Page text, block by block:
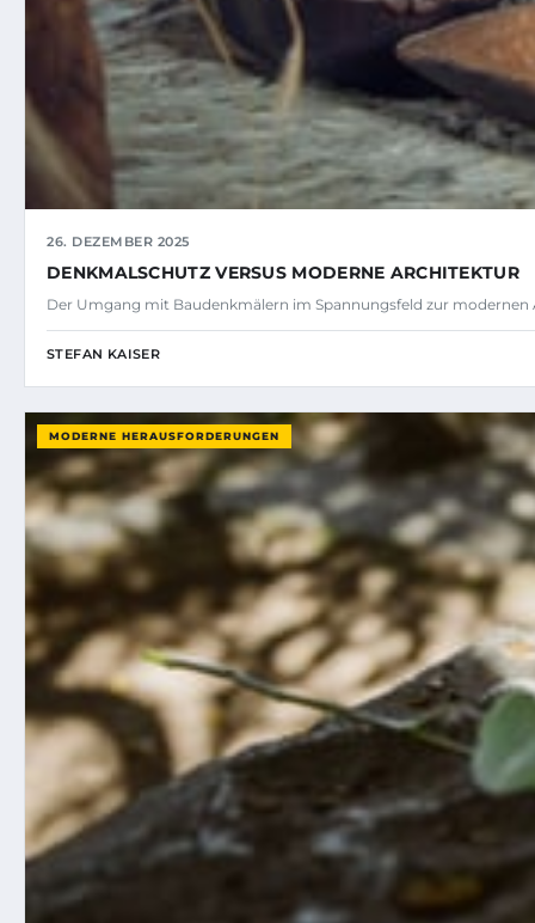
26. DEZEMBER 2025
DENKMALSCHUTZ VERSUS MODERNE ARCHITEKTUR
Der Umgang mit Baudenkmälern im Spannungsfeld zur
STEFAN KAISER
MODERNE HERAUSFORDERUNGEN